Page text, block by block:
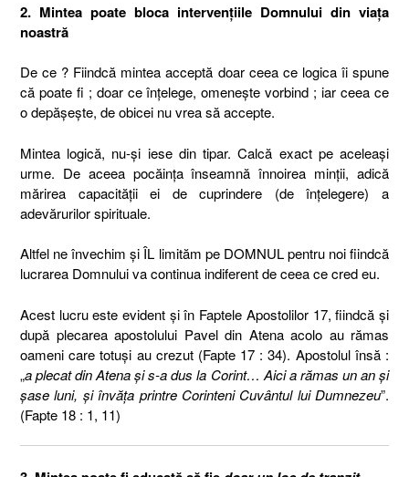
2. Mintea poate bloca intervenţiile Domnului din viaţa
noastră
De ce ? Fiindcă mintea acceptă doar ceea ce logica îi spune
că poate fi ; doar ce înţelege, omeneşte vorbind ; iar ceea ce
o depăşeşte, de obicei nu vrea să accepte.
Mintea logică, nu-şi iese din tipar. Calcă exact pe aceleaşi
urme. De aceea pocăinţa înseamnă înnoirea minţii, adică
mărirea capacităţii ei de cuprindere (de înţelegere) a
adevărurilor spirituale.
Altfel ne învechim şi ÎL limităm pe DOMNUL pentru noi fiindcă
lucrarea Domnului va continua indiferent de ceea ce cred eu.
Acest lucru este evident şi în Faptele Apostolilor 17, fiindcă şi
după plecarea apostolului Pavel din Atena acolo au rămas
oameni care totuşi au crezut (Fapte 17 : 34). Apostolul însă :
„a plecat din Atena şi s-a dus la Corint… Aici a rămas un an şi
şase luni, şi învăţa printre Corinteni Cuvântul lui Dumnezeu”.
(Fapte 18 : 1, 11)